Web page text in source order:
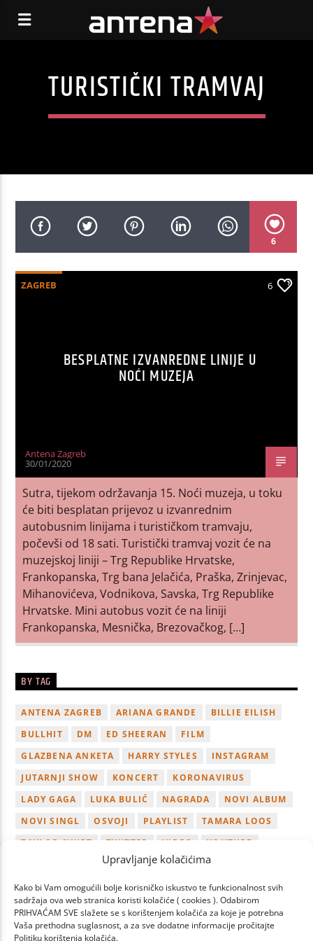
Upravljanje kolačićima
Kako bi Vam omogućili bolje korisničko iskustvo te funkcionalnost svih
sadržaja ova web stranica koristi kolačiće ( cookies ). Odabirom
PRIHVAĆAM SVE slažete se s korištenjem kolačića za koje je potrebna
Vaša prethodna suglasnost, a za sve dodatne informacije pročitajte
Politiku korištenja kolačića.
TURISTIČKI TRAMVAJ
6
ZAGREB 6
BESPLATNE IZVANREDNE LINIJE U
NOĆI MUZEJA
Antena Zagreb
30/01/2020
Sutra, tijekom održavanja 15. Noći muzeja, u toku
će biti besplatan prijevoz u izvanrednim
autobusnim linijama i turističkom tramvaju,
počevši od 18 sati. Turistički tramvaj vozit će na
muzejskoj liniji – Trg Republike Hrvatske,
Frankopanska, Trg bana Jelačića, Praška, Zrinjevac,
Mihanovićeva, Vodnikova, Savska, Trg Republike
Hrvatske. Mini autobus vozit će na liniji
Frankopanska, Mesnička, Brezovačkog, […]
BY TAG
ANTENA ZAGREB ARIANA GRANDE
BILLIE EILISH
BULLHIT
DM ED SHEERAN
FILM
GLAZBENA ANKETA
HARRY STYLES
INSTAGRAM
JUTARNJI SHOW
KONCERT
KORONAVIRUS
LADY GAGA
LUKA BULIĆ NAGRADA
NOVI ALBUM
NOVI SINGL
OSVOJI PLAYLIST
TAMARA LOOS
TAYLOR SWIFT
TWITTER VIDEO
YOUTUBE